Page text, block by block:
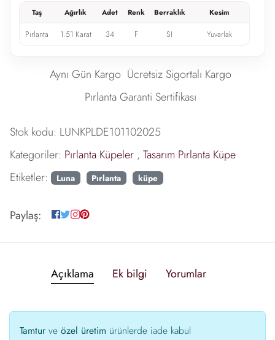
Taş Ağırlık Adet Renk Berraklık Kesim
Pırlanta 1.51 Karat 34 F SI Yuvarlak
Aynı Gün Kargo Ücretsiz Sigortalı Kargo
Pırlanta Garanti Sertifikası
Stok kodu: LUNKPLDE101102025
Kategoriler: Pırlanta Küpeler , Tasarım Pırlanta Küpe
Etiketler:
Luna Pırlanta küpe
Paylaş:
Açıklama Ek bilgi Yorumlar
Tamtur ve özel üretim ürünlerde iade kabul